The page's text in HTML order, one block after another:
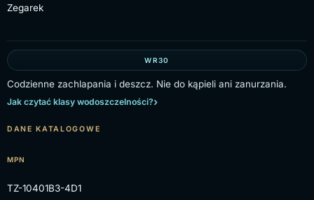
Zegarek
WR30
Codzienne zachlapania i deszcz. Nie do kąpieli ani zanurzania.
Jak czytać klasy wodoszczelności?
DANE KATALOGOWE
MPN
TZ-10401B3-4D1